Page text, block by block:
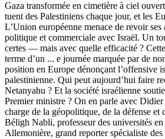
Gaza transformée en cimetière à ciel
tuent des Palestiniens chaque jour, et les
L’Union européenne menace de revoir ses
politique et commerciale avec Israël. Un
certes — mais avec quelle efficacité ?
terme d’un ... e journée marquée par de
position en Europe dénonçant l’offensive
palestinienne. Qui peut aujourd’hui faire
Netanyahu ? Et la société israélienne
Premier ministre ? On en parle avec
charge de la géopolitique, de la défense et
Béligh Nabli, professeur des universités
Allemonière, grand reporter spécialiste